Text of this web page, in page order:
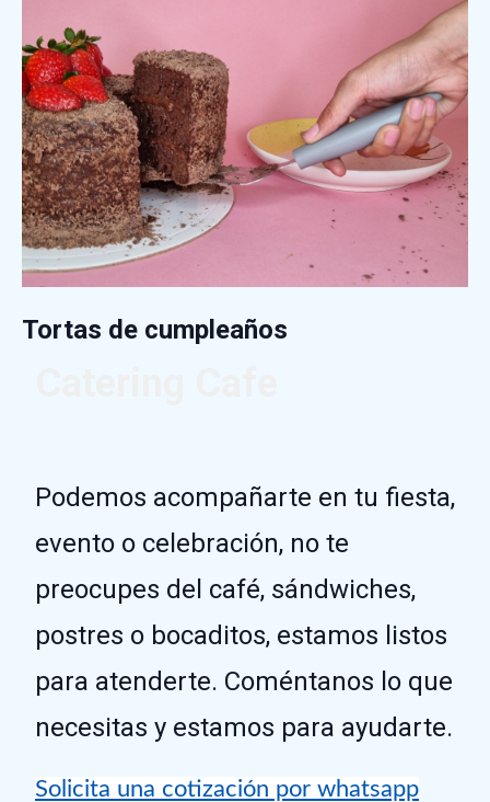
Tortas de cumpleaños
Podemos acompañarte en tu fiesta,
evento o celebración, no te
preocupes del café, sándwiches,
postres o bocaditos, estamos listos
para atenderte. Coméntanos lo que
necesitas y estamos para ayudarte.
Solicita una cotización por whatsapp